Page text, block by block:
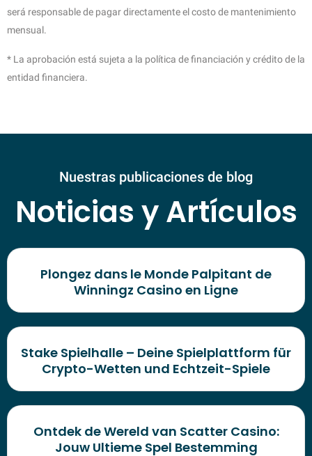
será responsable de pagar directamente el costo de mantenimiento
mensual.
* La aprobación está sujeta a la política de financiación y crédito de la
entidad financiera.
Nuestras publicaciones de blog
Noticias y Artículos
Plongez dans le Monde Palpitant de
Winningz Casino en Ligne
Stake Spielhalle – Deine Spielplattform für
Crypto-Wetten und Echtzeit-Spiele
Ontdek de Wereld van Scatter Casino:
Jouw Ultieme Spel Bestemming